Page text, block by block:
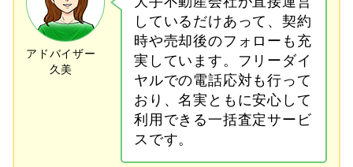
しているだけあって、契約
時や売却後のフォローも充
実しています。フリーダイ
ヤルでの電話応対も行って
おり、名実ともに安心して
利用できる一括査定サービ
スです。